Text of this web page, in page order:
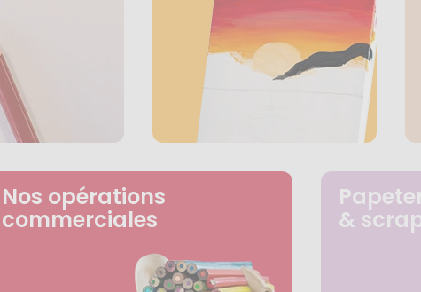
Nos opérations
commerciales &